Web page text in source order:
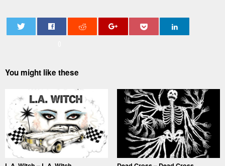
You might like these